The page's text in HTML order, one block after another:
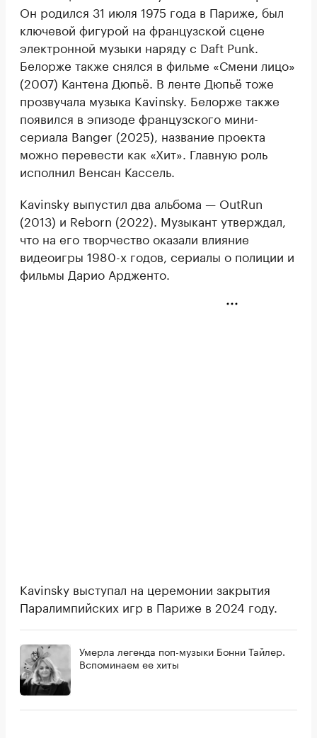
Он родился 31 июля 1975 года в Париже, был
ключевой фигурой на французской сцене
электронной музыки наряду с Daft Punk.
Белорже также снялся в фильме «Смени лицо»
(2007) Кантена Дюпьё. В ленте Дюпьё тоже
прозвучала музыка Kavinsky. Белорже также
появился в эпизоде французского мини-
сериала Banger (2025), название проекта
можно перевести как «Хит». Главную роль
исполнил Венсан Кассель.
Kavinsky выпустил два альбома — OutRun
(2013) и Reborn (2022). Музыкант утверждал,
что на его творчество оказали влияние
видеоигры 1980-х годов, сериалы о полиции и
фильмы Дарио Ардженто.
Kavinsky выступал на церемонии закрытия
Паралимпийских игр в Париже в 2024 году.
Умерла легенда поп-музыки Бонни Тайлер.
Вспоминаем ее хиты